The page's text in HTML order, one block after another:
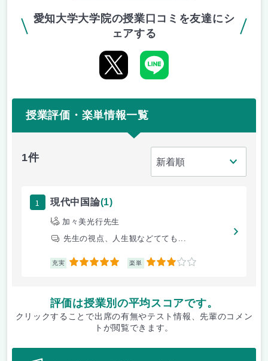
愛知大学大学院の授業口コミを友達にシ
ェアする
授業評価・楽単情報一覧
1件
1 現代中国論(1)
加々美光行先生
先生の視点、人生観などてても...
充実 5 楽単 3
評価は授業別の平均スコアです。
クリックすることで出席の有無やテスト情報、先輩のコメン
トが閲覧できます。